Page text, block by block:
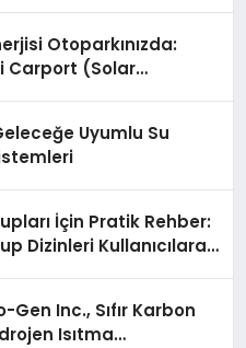
Otoparkınızda:
Carport (Solar
Uyumlu Su
İçin Pratik Rehber:
Dizinleri Kullanıcılara
Gen Inc., Sıfır Karbon
Isıtma